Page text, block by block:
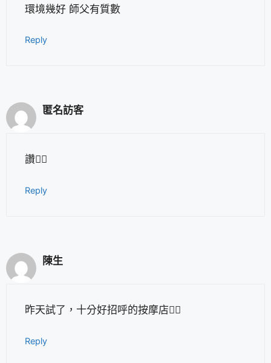
環境幾好 師父有質數
Reply
匿名訪客
讚👍🏻
Reply
陳生
昨天試了，十分好招呼的按摩店👍🏻
Reply